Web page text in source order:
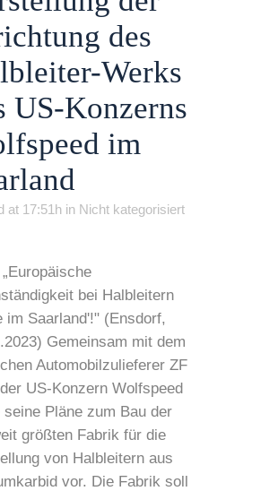
des
Werks
US-Konzerns
im
at 17:51h in Nicht kategorisiert
bei Halbleitern
im Saarland'!" (Ensdorf,
Gemeinsam mit dem
Automobilzulieferer ZF
US-Konzern Wolfspeed
seine Pläne zum Bau der
größten Fabrik für die
von Halbleitern aus
vor. Die Fabrik soll